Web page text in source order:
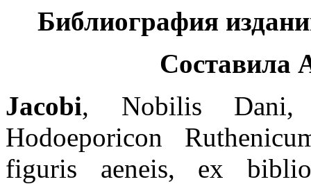
Библиография
Составила
Jacobi, Nobilis Dani,
Hodoeporicon
figuris aeneis, ex